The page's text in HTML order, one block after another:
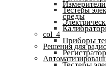
Тестеры
col_4
Решения для
среды
Приборы